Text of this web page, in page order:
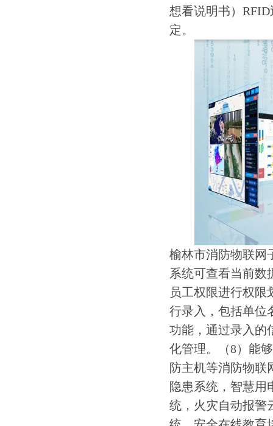
想看说明书）
定。
榆林市消防物联网
系统可查看当前数
员工权限进行权
行录入，包括单位
功能，通过录入的
化管理。（8）能
防主机等消防物联
隐患系统，智慧用
统，火灾自动报警